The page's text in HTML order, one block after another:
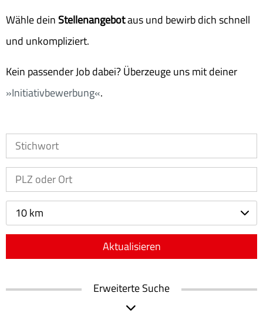
Wähle deinStellenangebotaus und bewirb dich schnell
und unkompliziert.
Kein passender Job dabei? Überzeuge uns mit deiner
Initiativbewerbung .
10 km
Aktualisieren
Erweiterte Suche